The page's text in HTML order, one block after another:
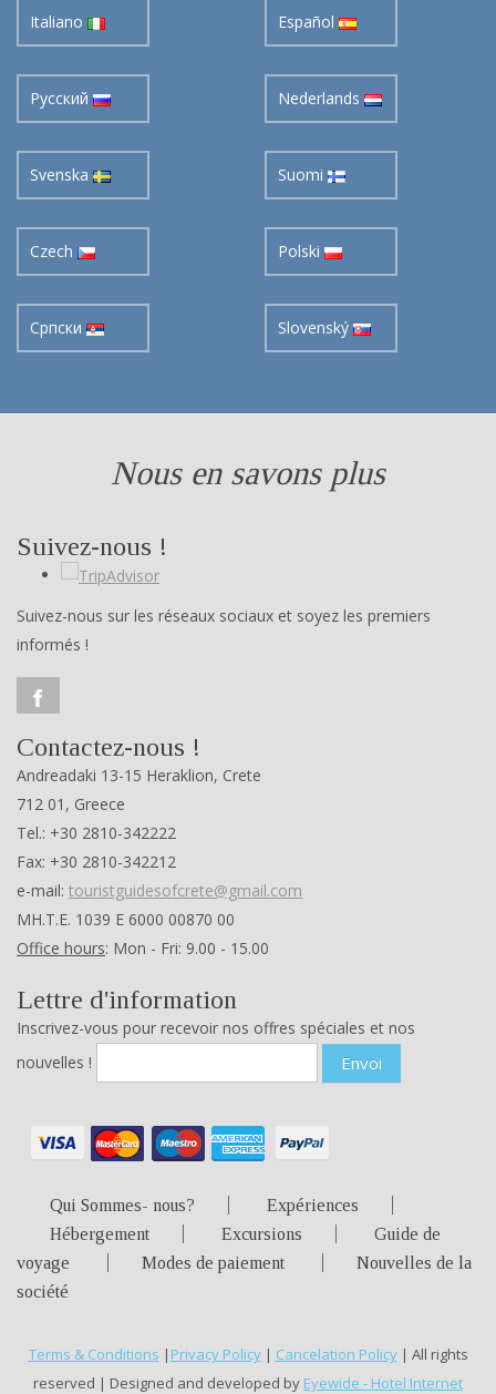
Italiano Español
Pусский Nederlands
Svenska Suomi
Czech Polski
Cрпски Slovenský
Nous en savons plus
Suivez-nous !
Suivez-nous sur les réseaux sociaux et soyez les premiers
informés !
Contactez-nous !
Andreadaki 13-15 Heraklion, Crete
712 01, Greece
Tel.: +30 2810-342222
Fax: +30 2810-342212
e-mail: touristguidesofcrete@gmail.com
ΜΗ.Τ.Ε. 1039 Ε 6000 00870 00
Office hours: Mon - Fri: 9.00 - 15.00
Lettre d'information
Inscrivez-vous pour recevoir nos offres spéciales et nos
nouvelles !
Envoi
Qui Sommes- nous?
Expériences
Hébergement
Excursions
Guide de
voyage
Modes de paiement
Nouvelles de la
société
Terms & Conditions | Privacy Policy| Cancelation Policy| All rights
reserved | Designed and developed by Eyewide - Hotel Internet